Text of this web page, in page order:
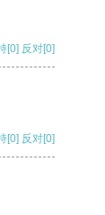
[0] 反对[0]
[0] 反对[0]